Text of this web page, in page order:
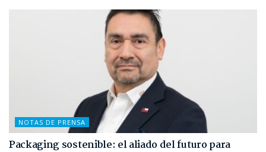
NOTAS DE PRENSA
Packaging sostenible: el aliado del futuro para